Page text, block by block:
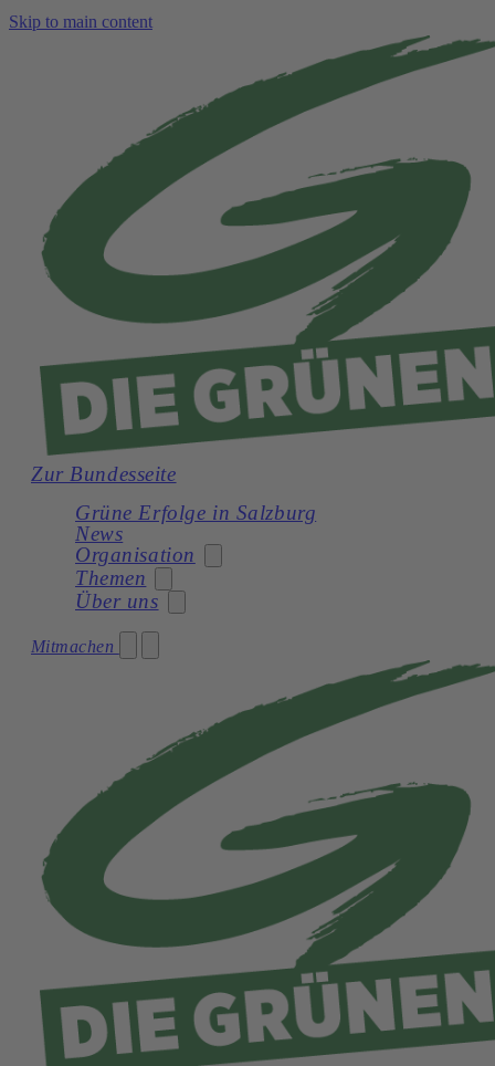
Skip to main content
Zur Bundesseite
Grüne Erfolge in Salzburg
News
Organisation
Stadträtin
Gemeinderatswahl 2024 – Unser Team
Themen
Soziales
Verkehr und Mobilität
Kultur
Natur und Umwelt
Demokratie
Über uns
Unsere Statuten
Geschichte
Mitmachen